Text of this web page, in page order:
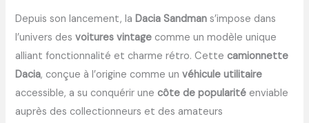
Depuis son lancement, laDacia Sandman s’impose dans
l’univers desvoitures vintage comme un modèle unique
alliant fonctionnalité et charme rétro. Cettecamionnette
Dacia, conçue à l’origine comme unvéhicule utilitaire
accessible, a su conquérir unecôte de popularité enviable
auprès des collectionneurs et des amateurs